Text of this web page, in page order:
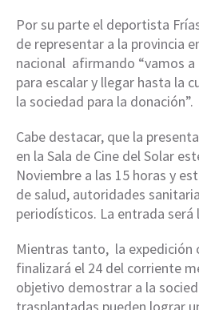
Por su parte el deportista
de representar a la provincia
nacional afirmando “vamos
para escalar y llegar hasta la
la sociedad para la donación”.
Cabe destacar, que la
en la Sala de Cine del Solar
Noviembre a las 15 horas y
de salud, autoridades
periodísticos. La entrada
Mientras tanto, la expedición
finalizará el 24 del corriente
objetivo demostrar a la